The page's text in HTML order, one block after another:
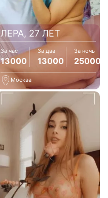
ЛЕРА, 27 ЛЕТ
За час
13000
За два
13000
За ночь
25000
Москва